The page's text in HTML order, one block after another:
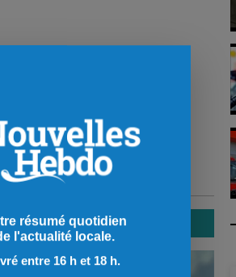
résumé quotidien
l'actualité locale.
entre 16 h et 18 h.